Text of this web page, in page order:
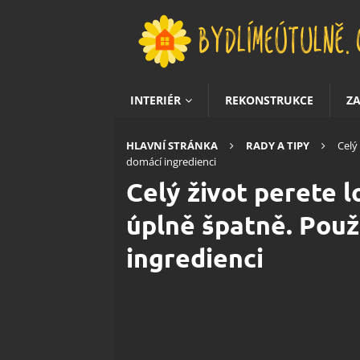
INTERIÉR REKONSTRUKCE
HLAVNÍ STRÁNKA RADY A TIPY
domácí ingredienci
Celý život perete
úplně špatně.
ingredienci